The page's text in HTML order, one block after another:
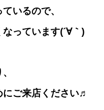
いるので、
なっています(´∀｀)
ご来店ください♬